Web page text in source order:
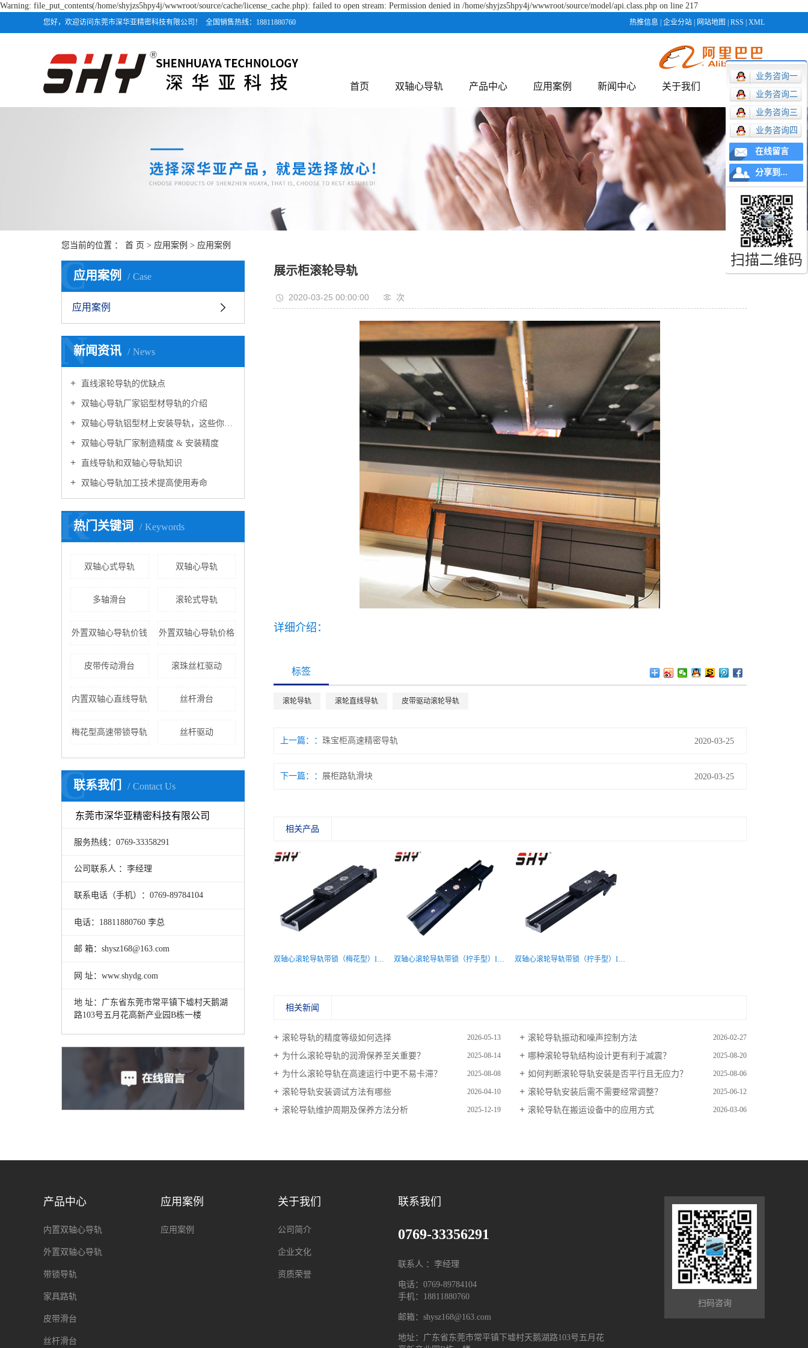
Warning: file_put_contents(/home/shyjzs5hpy4j/wwwroot/source/cache/license_cache.php): failed to open stream: Permission denied in /home/shyjzs5hpy4j/wwwroot/source/model/api.class.php on line 217
您好，欢迎访问东莞市深华亚精密科技有限公司！ 全国销售热线：18811880760 热推信息 企业分站 网站地图 RSS XML
首页 双轴心导轨 产品中心
内置双轴心导轨
外置双轴心导轨
带锁导轨
家具路轨
皮带滑台
丝杆滑台
应用案例
应用案例
新闻中心
公司动态
行业资讯
技术资讯
关于我们
公司简介
企业文化
资质荣誉
联系我们
联系
您当前的位置 ： 首 页 > 应用案例 > 应用案例
应用案例 Case
C
应用案例
新闻资讯 News
N
直线滚轮导轨的优缺点
双轴心导轨厂家铝型材导轨的介绍
双轴心导轨铝型材上安装导轨，这些你都知道吗？
双轴心导轨厂家制造精度 & 安装精度
直线导轨和双轴心导轨知识
双轴心导轨加工技术提高使用寿命
热门关键词 Keywords
K
双轴心式导轨 双轴心导轨
多轴滑台 滚轮式导轨
外置双轴心导轨价钱 外置双轴心导轨价格
皮带传动滑台 滚珠丝杠驱动
内置双轴心直线导轨 丝杆滑台
梅花型高速带锁导轨 丝杆驱动
联系我们 Contact Us
C
东莞市深华亚精密科技有限公司
服务热线：0769-33358291
公司联系人 ：李经理
联系电话（手机）：0769-89784104
电话：18811880760 李总
邮 箱：shysz168@163.com
网 址：www.shydg.com
地 址：广东省东莞市常平镇下墟村天鹅湖
路103号五月花高新产业园B栋一楼
展示柜滚轮导轨
2020-03-25 00:00:00 次
详细介绍：
标签
滚轮导轨 滚轮直线导轨 皮带驱动滚轮导轨
上一篇： 珠宝柜高速精密导轨 2020-03-25
下一篇： 展柜路轨滑块 2020-03-25
相关产品
双轴心滚轮导轨带锁（梅花型）ISG10 双轴心滚轮导轨带锁（拧手型）ISG35 双轴心滚轮导轨带锁（拧手型）ISG10
相关新闻
滚轮导轨的精度等级如何选择 2026-05-13 滚轮导轨振动和噪声控制方法 2026-02-27
为什么滚轮导轨的润滑保养至关重要？ 2025-08-14 哪种滚轮导轨结构设计更有利于减震？ 2025-08-20
为什么滚轮导轨在高速运行中更不易卡滞？ 2025-08-08 如何判断滚轮导轨安装是否平行且无应力？ 2025-08-06
滚轮导轨安装调试方法有哪些 2026-04-10 滚轮导轨安装后需不需要经常调整？ 2025-06-12
滚轮导轨维护周期及保养方法分析 2025-12-19 滚轮导轨在搬运设备中的应用方式 2026-03-06
产品中心
内置双轴心导轨
外置双轴心导轨
带锁导轨
家具路轨
皮带滑台
丝杆滑台
应用案例
应用案例
关于我们
公司简介
企业文化
资质荣誉
联系我们
0769-33356291
联系人 ：李经理
电话：0769-89784104
手机：18811880760
邮箱：shysz168@163.com
地址：广东省东莞市常平镇下墟村天鹅湖路103号五月花
扫码咨询
业务咨询一
业务咨询二
业务咨询三
业务咨询四
在线留言
分享到...
扫描二维码